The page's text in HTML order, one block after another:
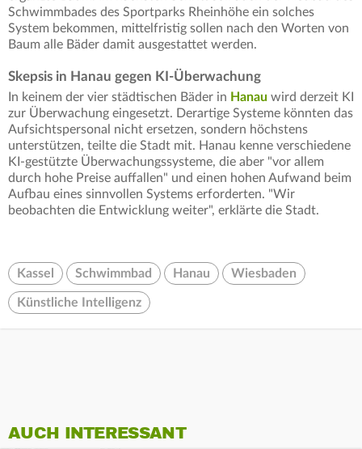
Schwimmbades des Sportparks Rheinhöhe ein solches
System bekommen, mittelfristig sollen nach den Worten von
Baum alle Bäder damit ausgestattet werden.
Skepsis in Hanau gegen KI-Überwachung
In keinem der vier städtischen Bäder in Hanau wird derzeit KI
zur Überwachung eingesetzt. Derartige Systeme könnten das
Aufsichtspersonal nicht ersetzen, sondern höchstens
unterstützen, teilte die Stadt mit. Hanau kenne verschiedene
KI-gestützte Überwachungssysteme, die aber "vor allem
durch hohe Preise auffallen" und einen hohen Aufwand beim
Aufbau eines sinnvollen Systems erforderten. "Wir
beobachten die Entwicklung weiter", erklärte die Stadt.
Kassel Schwimmbad Hanau Wiesbaden
Künstliche Intelligenz
AUCH INTERESSANT